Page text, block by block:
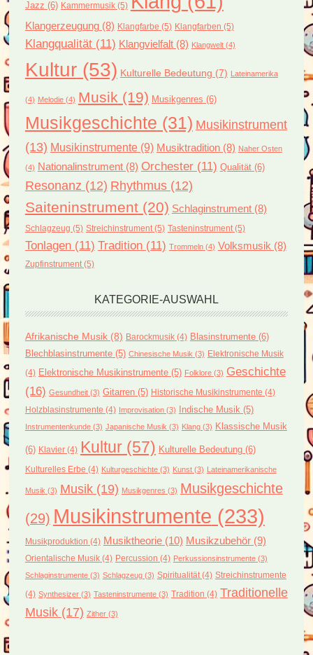
Jazz (6) Kammermusik(5)
Klangerzeugung(8) Klangfarbe (5) Klangfarben (5)
Klangqualität(11) Klangvielfalt(8) Klangwelt(4)
Kultur(53) Kulturelle Bedeutung (7) Lateinamerika
(4) Melodie(4) Musik (19) Musikgenres (6)
Musikgeschichte (31) Musikinstrument
(13) Musikinstrumente(9) Musiktradition(8) Naher Osten
(4) Nationalinstrument(8) Orchester(11) Qualität(6)
Resonanz (12) Rhythmus(12)
Saiteninstrument(20) Schlaginstrument(8)
Schlagzeug (5) Streichinstrument(5) Tasteninstrument(5)
Tonlagen(11) Tradition(11) Trommeln(4) Volksmusik (8)
Zupfinstrument(5)
KATEGORIE-AUSWAHL
Afrikanische Musik(8) Barockmusik(4) Blasinstrumente(6)
Blechblasinstrumente(5) Chinesische Musik (3) Elektronische Musik
(4) Elektronische Musikinstrumente(5) Folklore(3) Geschichte
(16) Gesundheit(3) Gitarren(5) Historische Musikinstrumente (4)
Holzblasinstrumente (4) Improvisation(3) Indische Musik (5)
Instrumentenkunde(3) Japanische Musik (3) Klang(3) Klassische Musik
(6) Klavier(4) Kultur(57) Kulturelle Bedeutung(6)
Kulturelles Erbe (4) Kulturgeschichte(3) Kunst(3) Lateinamerikanische
Musik (3) Musik(19) Musikgenres (3) Musikgeschichte
(29) Musikinstrumente (233)
Musikproduktion (4) Musiktheorie(10) Musikzubehör(9)
Orientalische Musik(4) Percussion (4) Perkussionsinstrumente(3)
Schlaginstrumente(3) Schlagzeug(3) Spiritualität(4) Streichinstrumente
(4) Synthesizer(3) Tasteninstrumente(3) Tradition (4) Traditionelle
Musik(17) Zither(3)